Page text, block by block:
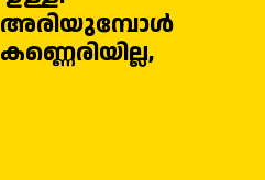
അരിയുമ്പോള്‍
കണ്ണെരിയില്ല,